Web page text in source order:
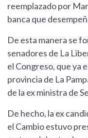
reemplazado por
banca que
De esta manera se
senadores de La
el Congreso, que ya
provincia de La
de la ex ministra de
De hecho, la ex
el Cambio estuvo